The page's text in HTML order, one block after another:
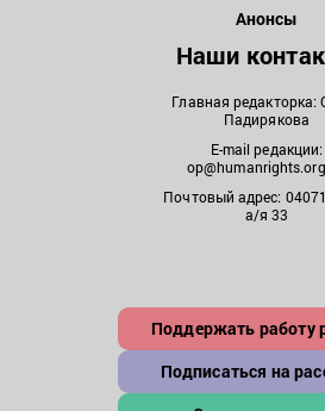
Анонсы
Наши
Главная редакторка:
Падирякова
E-mail редакции:
Почтовый адрес:
а/я 33
Поддержать работу
Подписаться на